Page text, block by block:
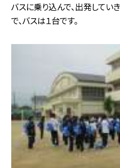
バスに乗り込んで、出発してい
で、バスは１台です。